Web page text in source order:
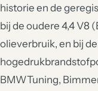
historie en de
bij de oudere 4,4 V8
olieverbruik, en bij de
BMWTuning,